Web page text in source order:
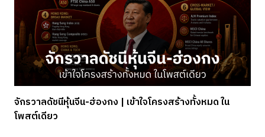
จักรวาลดัชนีหุ้นจีน-ฮ่องกง | เข้าใจโครงสร้างทั้งหมด ใน
โพสต์เดียว